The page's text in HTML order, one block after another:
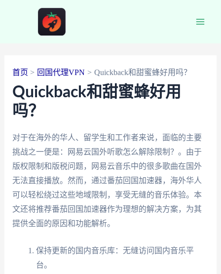
首页 回国代理VPN Quickback和甜蜜蜂好用吗？
Quickback和甜蜜蜂好用
吗？
对于在海外的华人、留学生和工作者来说，面临的主要
挑战之一便是：网易云国外听歌怎么解除限制？。由于
版权限制和版税问题，网易云音乐中的很多歌曲在国外
无法直接播放。然而，通过番茄回国加速器，海外华人
可以轻松绕过这些地域限制，享受无缝的音乐体验。本
文还将推荐番茄回国加速器作为理想的解决方案，为其
提供全面的原因和功能解析。
保持更新的国内音乐库：无缝访问国内音乐平
台。